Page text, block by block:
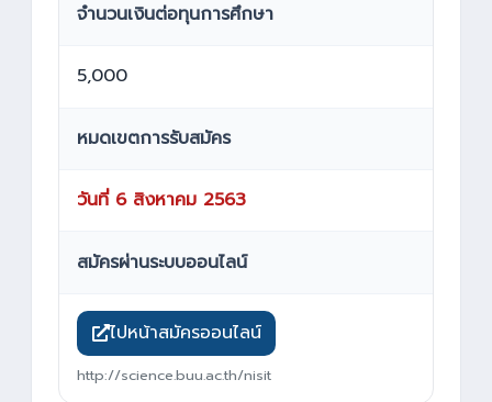
จำนวนเงินต่อทุนการศึกษา
5,000
หมดเขตการรับสมัคร
วันที่ 6 สิงหาคม 2563
สมัครผ่านระบบออนไลน์
ไปหน้าสมัครออนไลน์
http://science.buu.ac.th/nisit